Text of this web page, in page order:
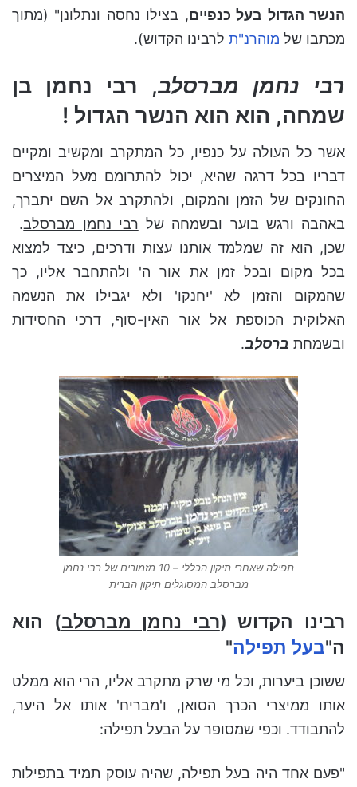
הנשר הגדול בעל כנפיים, בצילו נחסה ונתלונן" (מתוך
מכתבו של מוהרנ"ת לרבינו הקדוש).
רבי נחמן מברסלב, רבי נחמן בן
שמחה, הוא הוא הנשר הגדול !
אשר כל העולה על כנפיו, כל המתקרב ומקשיב ומקיים
דבריו בכל דרגה שהיא, יכול להתרומם מעל המיצרים
החונקים של הזמן והמקום, ולהתקרב אל השם יתברך,
באהבה ורגש בוער ובשמחה של רבי נחמן מברסלב.
שכן, הוא זה שמלמד אותנו עצות ודרכים, כיצד למצוא
בכל מקום ובכל זמן את אור ה' ולהתחבר אליו, כך
שהמקום והזמן לא 'יחנקו' ולא יגבילו את הנשמה
האלוקית הכוספת אל אור האין-סוף, דרכי החסידות
ובשמחת ברסלב.
תפילה שאחרי תיקון הכללי – 10 מזמורים של רבי נחמן
מברסלב המסוגלים תיקון הברית
רבינו הקדוש (רבי נחמן מברסלב) הוא
ה"בעל תפילה"
ששוכן ביערות, וכל מי שרק מתקרב אליו, הרי הוא ממלט
אותו ממיצרי הכרך הסואן, ו'מבריח' אותו אל היער,
להתבודד. וכפי שמסופר על הבעל תפילה:
"פעם אחד היה בעל תפילה, שהיה עוסק תמיד בתפילות